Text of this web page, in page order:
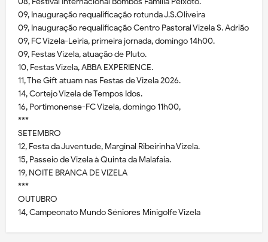
09, Inauguração requalificação rotunda J.S.Oliveira
09, Inauguração requalificação Centro Pastoral Vizela S. Adrião
09, FC Vizela-Leiria, primeira jornada, domingo 14h00.
09, Festas Vizela, atuação de Pluto.
10, Festas Vizela, ABBA EXPERIENCE.
11, The Gift atuam nas Festas de Vizela 2026.
14, Cortejo Vizela de Tempos Idos.
16, Portimonense-FC Vizela, domingo 11h00,
***
SETEMBRO
12, Festa da Juventude, Marginal Ribeirinha Vizela.
15, Passeio de Vizela à Quinta da Malafaia.
19, NOITE BRANCA DE VIZELA
***
OUTUBRO
14, Campeonato Mundo Séniores Minigolfe Vizela